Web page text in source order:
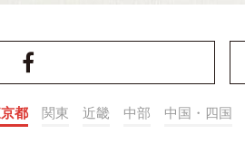
都 関東 近畿 中部 中国・四国